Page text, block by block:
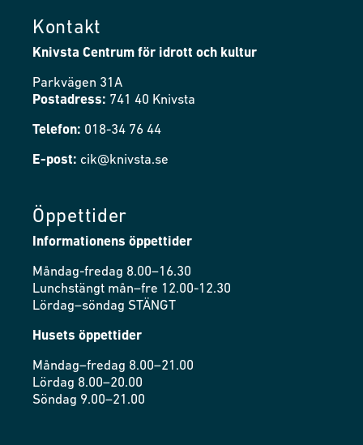
Kontakt
Knivsta Centrum för idrott och kultur
Parkvägen 31A
Postadress: 741 40 Knivsta
Telefon: 018-34 76 44
E-post: cik@knivsta.se
Öppettider
Informationens öppettider
Måndag-fredag 8.00–16.30
Lunchstängt mån–fre 12.00-12.30
Lördag–söndag STÄNGT
Husets öppettider
Måndag–fredag 8.00–21.00
Lördag 8.00–20.00
Söndag 9.00–21.00